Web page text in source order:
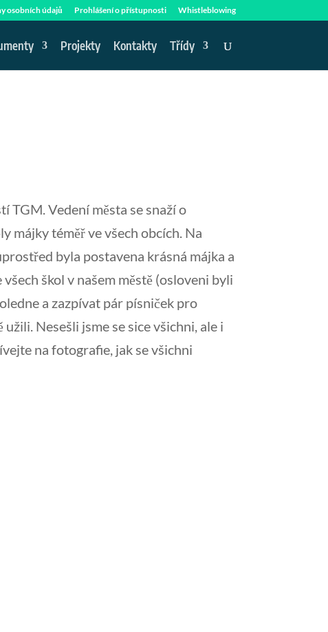
osobních údajů Prohlášení o přístupnosti Whistleblowing
Projekty Kontakty Třídy
TGM. Vedení města se snaží o
májky téměř ve všech obcích. Na
byla postavena krásná májka a
škol v našem městě (osloveni byli
a zazpívat pár písniček pro
Nesešli jsme se sice všichni, ale i
na fotografie, jak se všichni